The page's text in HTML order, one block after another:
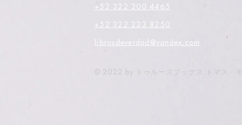
+52 322 200 4465
+52 322 223 8250
librosdeverdad@yandex.com
© 2022 by トゥルースブックス.トマス・モ